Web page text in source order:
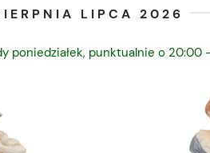
LIPCA 2026
poniedziałek, punktualnie o